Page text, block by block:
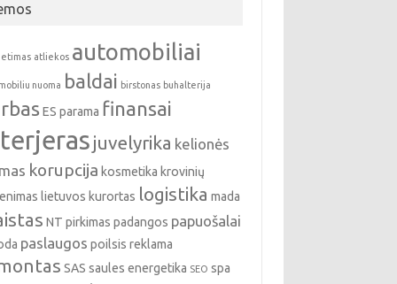
atliekos automobiliai
nuoma baldai birstonas buhalterija
ES parama finansai
juvelyrika kelionės
korupcija kosmetika krovinių
lietuvos kurortas logistika mada
NT pirkimas padangos papuošalai
paslaugos poilsis reklama
SAS saules energetika SEO spa